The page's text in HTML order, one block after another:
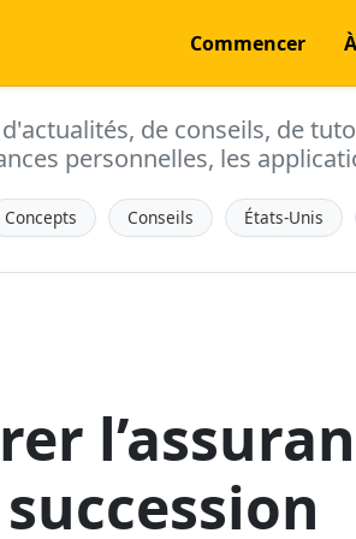
Commencer
de conseils, de
personnelles, les
Concepts Conseils États-Unis